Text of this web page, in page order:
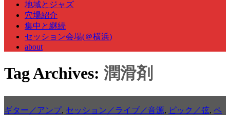
地域とジャズ
穴場紹介
集中と継続
セッション会場(＠横浜)
about
Tag Archives: 潤滑剤
ギター／アンプ, セッション／ライブ／音源, ピック／弦, ペ